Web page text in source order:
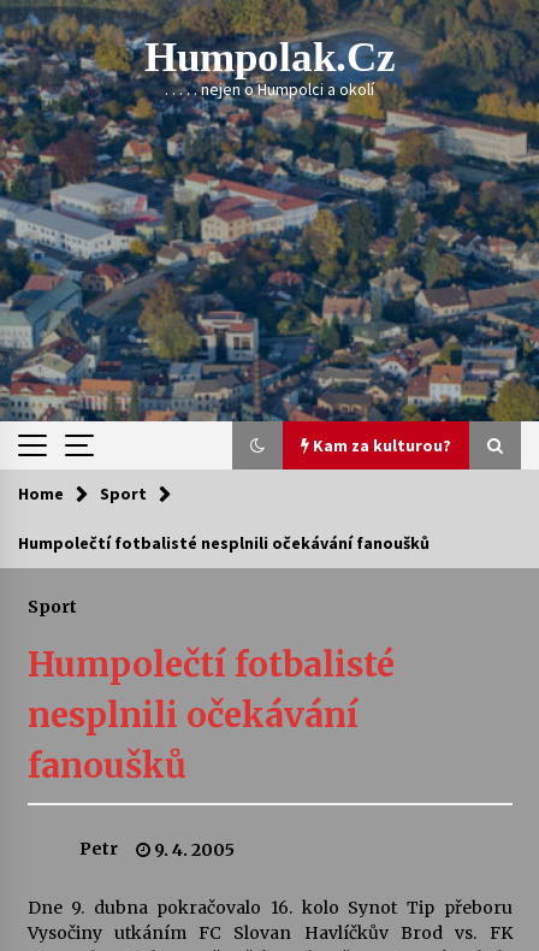
Skip
to
content
Humpolak.cz
. . . . . nejen o Humpolci a okolí
Kam za kulturou?
Kam za kulturou?
kapkou
Veselí muzikanti
Pozvánka na integrační festival Quijotova
šedesátka: 28. 7.–1. 8. 2026
Home Sport
Humpolečtí fotbalisté nesplnili očekávání fanoušků
Sport
Humpolečtí fotbalisté
nesplnili očekávání
fanoušků
Petr 9. 4. 2005
Dne 9. dubna pokračovalo 16. kolo Synot Tip přeboru
Vysočiny utkáním FC Slovan Havlíčkův Brod vs. FK